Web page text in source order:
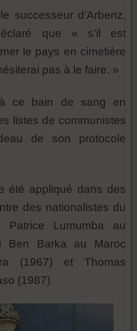
successeur d’Arbenz,
que « s’il est
le pays en cimetière
pas à le faire. »
ce bain de sang en
listes de communistes
de son protocole
été appliqué dans des
des nationalistes du
Patrice Lumumba au
Ben Barka au Maroc
(1967) et Thomas
(1987).